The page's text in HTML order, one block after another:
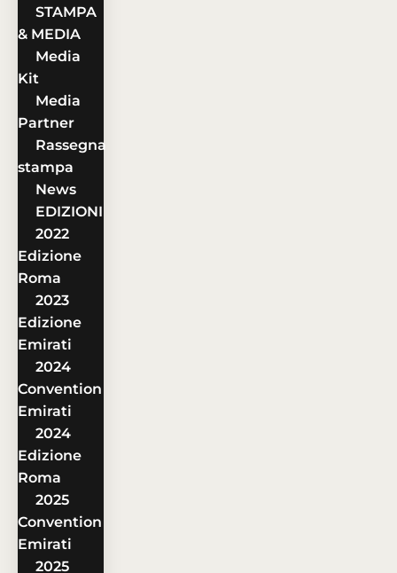
STAMPA
& MEDIA
Media
Kit
Media
Partner
Rassegna
stampa
News
EDIZIONI
2022
Edizione
Roma
2023
Edizione
Emirati
2024
Convention
Emirati
2024
Edizione
Roma
2025
Convention
Emirati
2025